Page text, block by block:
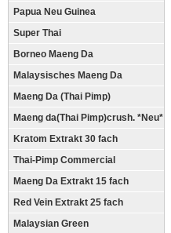
Papua Neu Guinea
Super Thai
Borneo Maeng Da
Malaysisches Maeng Da
Maeng Da (Thai Pimp)
Maeng da(Thai Pimp)crush. *Neu*
Kratom Extrakt 30 fach
Thai-Pimp Commercial
Maeng Da Extrakt 15 fach
Red Vein Extrakt 25 fach
Malaysian Green